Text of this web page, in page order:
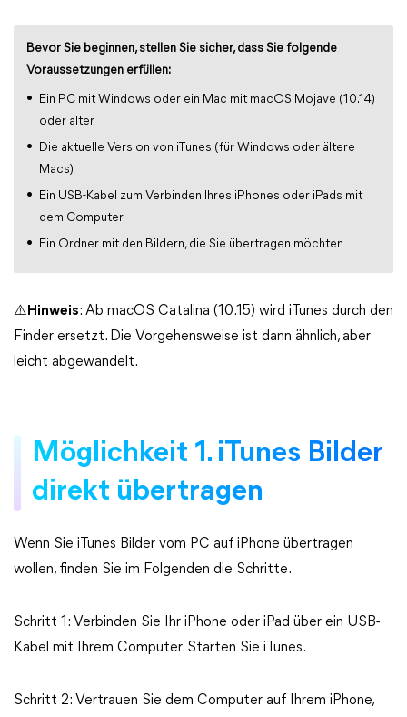
Bevor Sie beginnen, stellen Sie sicher, dass Sie folgende
Voraussetzungen erfüllen:
Ein PC mit Windows oder ein Mac mit macOS Mojave (10.14)
oder älter
Die aktuelle Version von iTunes (für Windows oder ältere
Macs)
Ein USB-Kabel zum Verbinden Ihres iPhones oder iPads mit
dem Computer
Ein Ordner mit den Bildern, die Sie übertragen möchten
⚠️ Hinweis: Ab macOS Catalina (10.15) wird iTunes durch den
Finder ersetzt. Die Vorgehensweise ist dann ähnlich, aber
leicht abgewandelt.
Möglichkeit 1. iTunes Bilder
direkt übertragen
Wenn Sie iTunes Bilder vom PC auf iPhone übertragen
wollen, finden Sie im Folgenden die Schritte.
Schritt 1: Verbinden Sie Ihr iPhone oder iPad über ein USB-
Kabel mit Ihrem Computer. Starten Sie iTunes.
Schritt 2: Vertrauen Sie dem Computer auf Ihrem iPhone,